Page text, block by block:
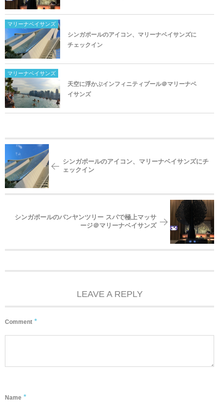
マリーナベイサンズ
シンガポールのアイコン、マリーナベイサンズに
チェックイン
マリーナベイサンズ
天空に浮かぶインフィニティプール＠マリーナベ
イサンズ
シンガポールのアイコン、マリーナベイサンズにチ
ェックイン
シンガポールのバンヤンツリー スパで極上マッサ
ージ＠マリーナベイサンズ
LEAVE A REPLY
Comment *
Name *